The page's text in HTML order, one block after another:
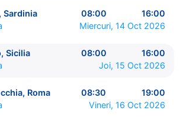
- Plecare
⚓ - 17:00
mai intunecat punct din Marea
mai intunecat punct din Marea
Sardinia 08:00
16:00
Miercuri, 14 Oct 2026
Sicilia 08:00
16:00
Joi, 15 Oct 2026
Roma 08:30
19:00
Vineri, 16 Oct 2026